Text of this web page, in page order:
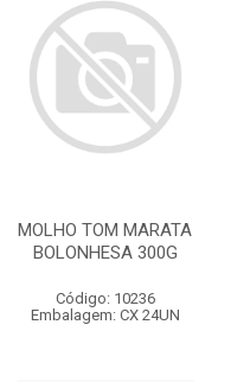
MOLHO TOM MARATA
BOLONHESA 300G
Código: 10236
Embalagem: CX 24UN